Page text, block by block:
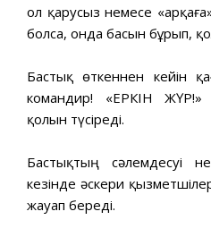
ол қарусыз не­месе
болса, онда басын бұрып,
Бастық өткеннен кейін
командир! «ЕРКІН ЖҮР!»
қолын түсіреді.
Бастықтың сәлемдесуі
кезінде әскери
жауап береді.